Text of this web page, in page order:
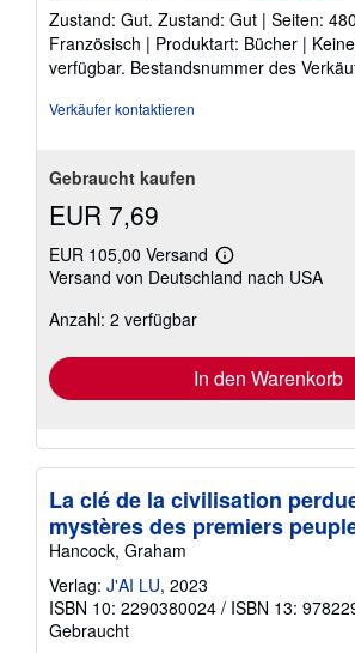
von
5
Sternen
Zustand: Gut. Zustand: Gut | Seiten:
Französisch | Produktart: Bücher |
verfügbar. Bestandsnummer des
Verkäufer kontaktieren
Gebraucht kaufen
EUR 7,69
EUR 105,00 Versand
Weitere
Informationen
Versand von Deutschland nach USA
Anzahl: 2 verfügbar
In den Warenkorb
La clé de la civilisation
mystères des premiers
Hancock, Graham
Verlag: J'AI LU, 2023
ISBN 10: 2290380024 / ISBN 13:
Gebraucht